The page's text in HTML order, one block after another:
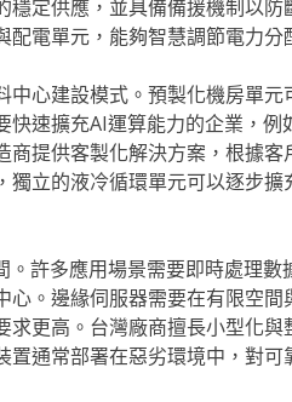
穩定供應，並具備備援機制以
配電單元，能夠智慧調節電力
中心建設模式。預製化機房單
快速擴充AI運算能力的企業，
商提供客製化解決方案，根據
獨立的液冷循環單元可以逐步
。許多應用場景需要即時處理
心。邊緣伺服器需要在有限空
求更高。台灣廠商擅長小型化
置通常部署在惡劣環境中，對